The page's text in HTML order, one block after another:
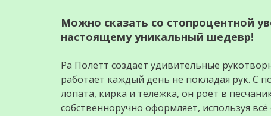
Можно сказать со стопроцентной
настоящему уникальный шедевр!
Ра Полетт создает удивительные
работает каждый день не покладая рук. С
лопата, кирка и тележка, он роет в
собственноручно оформляет, используя